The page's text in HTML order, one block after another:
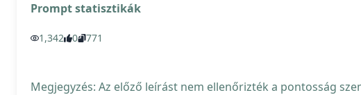
Prompt statisztikák
1,342 0 771
Megjegyzés: Az előző leírást nem ellenőrizték a pontosság